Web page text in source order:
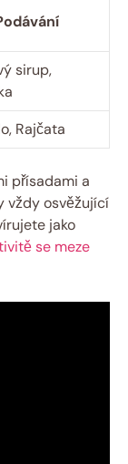
sirup,
Rajčata
přísadami a
vždy osvěžující
jako
se meze